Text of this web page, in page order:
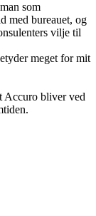
som
med bureauet, og
vilje til
meget for mit
Accuro bliver ved